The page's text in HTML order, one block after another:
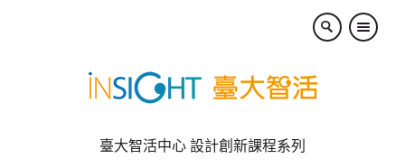
×
臺大智活中心 設計創新課程系列